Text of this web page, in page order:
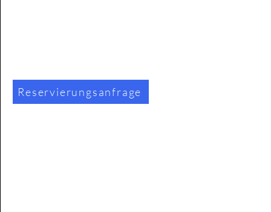
Reservierungsanfrage